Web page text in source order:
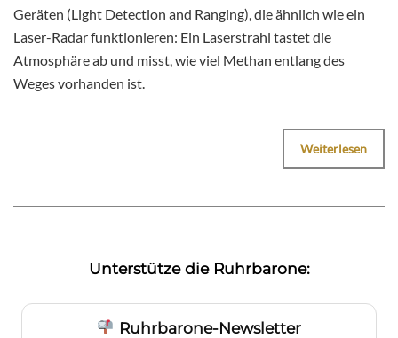
Geräten (Light Detection and Ranging), die ähnlich wie ein
Laser-Radar funktionieren: Ein Laserstrahl tastet die
Atmosphäre ab und misst, wie viel Methan entlang des
Weges vorhanden ist.
Weiterlesen
Unterstütze die Ruhrbarone:
Ruhrbarone-Newsletter